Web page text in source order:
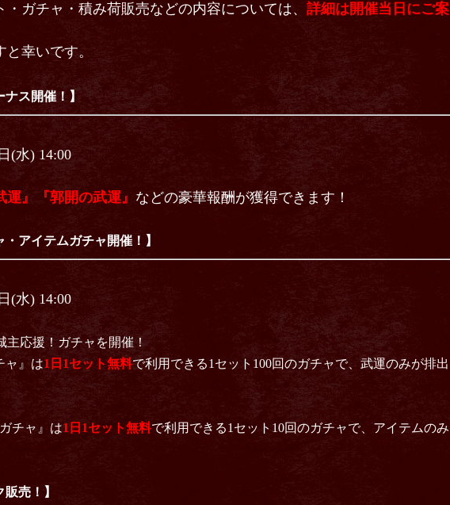
ガチャ・積み荷販売などの内容については、 詳細は開催当日にご案
幸いです。
ナス開催！】
(水) 14:00
』『郭開の武運』 などの豪華報酬が獲得できます！
アイテムガチャ開催！】
(水) 14:00
主応援！ガチャを開催！
ャ』は1日1セット無料で利用できる1セット100回のガチャで、武運のみが排出
チャ』は1日1セット無料で利用できる1セット10回のガチャで、アイテムのみ
売！】